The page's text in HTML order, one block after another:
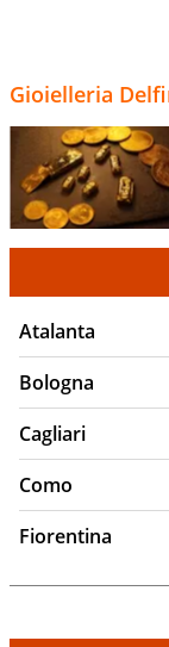
Gioielleria
Atalanta
Bologna
Cagliari
Como
Fiorentina